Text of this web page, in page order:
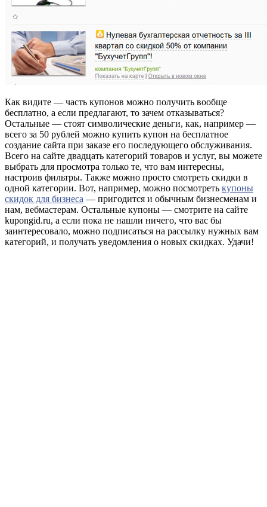
Как видите — часть купонов можно получить вообще
бесплатно, а если предлагают, то зачем отказываться?
Остальные — стоят символические деньги, как, например —
всего за 50 рублей можно купить купон на бесплатное
создание сайта при заказе его последующего обслуживания.
Всего на сайте двадцать категорий товаров и услуг, вы можете
выбрать для просмотра только те, что вам интересны,
настроив фильтры. Также можно просто смотреть скидки в
одной категории. Вот, например, можно посмотреть купоны
скидок для бизнеса — пригодится и обычным бизнесменам и
нам, вебмастерам. Остальные купоны — смотрите на сайте
kupongid.ru, а если пока не нашли ничего, что вас бы
заинтересовало, можно подписаться на рассылку нужных вам
категорий, и получать уведомления о новых скидках. Удачи!